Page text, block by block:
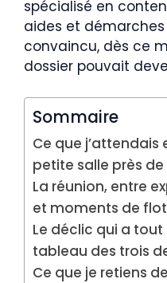
spécialisé en
aides et
convaincu, dès ce
dossier pouvait
Sommaire
Ce que
petite salle près
La réunion, entre
et moments de
Le déclic qui a
tableau des trois
Ce que je retiens